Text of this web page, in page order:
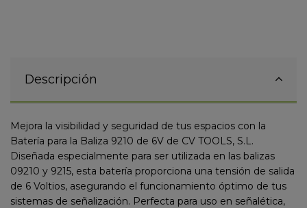
Descripción
Mejora la visibilidad y seguridad de tus espacios con la
Batería para la Baliza 9210 de 6V de CV TOOLS, S.L.
Diseñada especialmente para ser utilizada en las balizas
09210 y 9215, esta batería proporciona una tensión de salida
de 6 Voltios, asegurando el funcionamiento óptimo de tus
sistemas de señalización. Perfecta para uso en señalética,